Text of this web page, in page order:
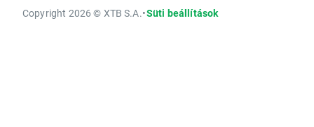
Copyright 2026 © XTB S.A.•Süti beállítások